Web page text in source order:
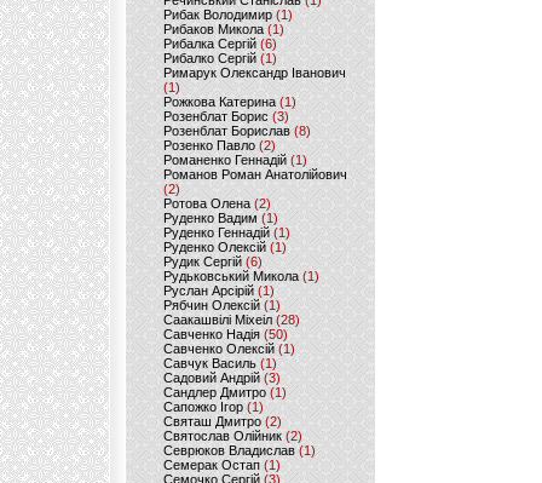
Рибак Володимир(1)
Рибаков Микола(1)
Рибалка Сергій (6)
Рибалко Сергій (1)
Римарук Олександр Іванович
(1)
Рожкова Катерина(1)
Розенблат Борис (3)
Розенблат Борислав (8)
Розенко Павло (2)
Романенко Геннадій (1)
Романов Роман Анатолійович
(2)
Ротова Олена(2)
Руденко Вадим (1)
Руденко Геннадій (1)
Руденко Олексій(1)
Рудик Сергій(6)
Рудьковський Микола (1)
Руслан Арсірій(1)
Рябчин Олексій (1)
Саакашвілі Міхеіл(28)
Савченко Надія (50)
Савченко Олексій(1)
Савчук Василь (1)
Садовий Андрій (3)
Сандлер Дмитро(1)
Сапожко Ігор(1)
Святаш Дмитро (2)
Святослав Олійник (2)
Севрюков Владислав (1)
Семерак Остап (1)
Семочко Сергій (3)